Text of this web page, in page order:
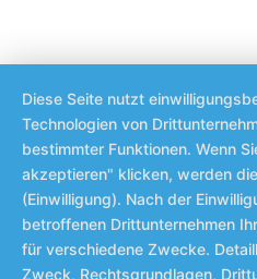
Diese Seite nutzt
Technologien von
bestimmter Funktionen. Wenn
akzeptieren" klicken, werden
(Einwilligung). Nach der
betroffenen Drittunternehmen
für verschiedene Zwecke.
Zweck, Rechtsgrundlagen,